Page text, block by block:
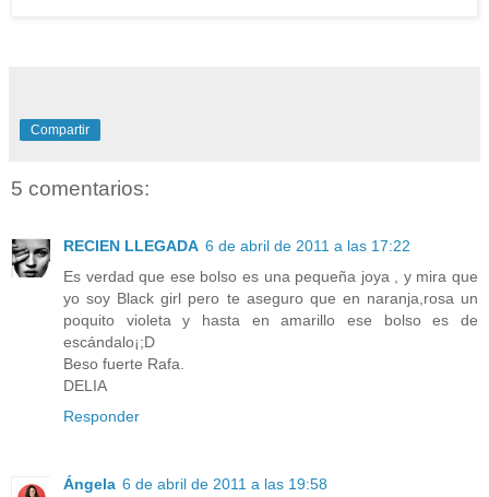
Compartir
5 comentarios:
RECIEN LLEGADA 6 de abril de 2011 a las 17:22
Es verdad que ese bolso es una pequeña joya , y mira que
yo soy Black girl pero te aseguro que en naranja,rosa un
poquito violeta y hasta en amarillo ese bolso es de
escándalo¡;D
Beso fuerte Rafa.
DELIA
Responder
Ángela 6 de abril de 2011 a las 19:58